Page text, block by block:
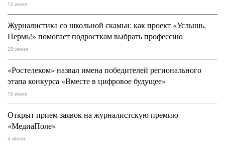
13 июля
Журналистика со школьной скамьи: как проект «Услышь,
Пермь!» помогает подросткам выбрать профессию
29 июня
«Ростелеком» назвал имена победителей регионального
этапа конкурса «Вместе в цифровое будущее»
15 июня
Открыт прием заявок на журналистскую премию
«МедиаПоле»
4 июня